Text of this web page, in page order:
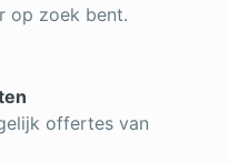
op zoek bent.
offertes van